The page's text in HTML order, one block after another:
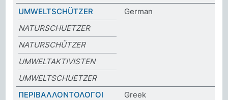
UMWELTSCHÜTZER
German
NATURSCHUETZER
NATURSCHÜTZER
UMWELTAKTIVISTEN
UMWELTSCHUETZER
ΠΕΡΙΒΑΛΛΟΝΤΟΛΟΓΟΙ
Greek